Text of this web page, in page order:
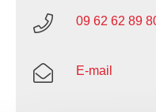
09 62 62 89
E-mail